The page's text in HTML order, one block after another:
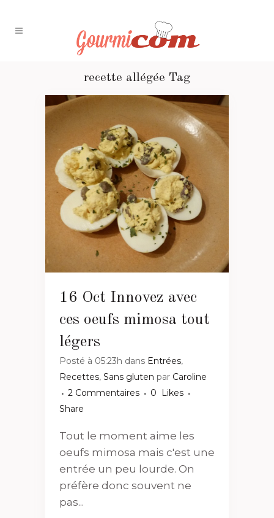
recette allégée Tag
16 Oct Innovez avec
ces oeufs mimosa tout
légers
Posté à 05:23h dans Entrées,
Recettes, Sans gluten par Caroline
2 Commentaires
0
Likes
Share
Tout le moment aime les
oeufs mimosa mais c'est une
entrée un peu lourde. On
préfère donc souvent ne
pas...